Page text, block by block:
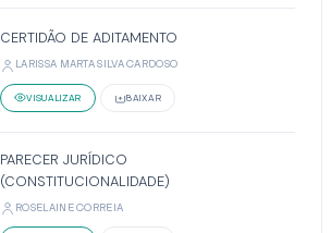
CERTIDÃO DE ADITAMENTO
LARISSA MARTA SILVA CARDOSO
VISUALIZAR BAIXAR
PARECER JURÍDICO
(CONSTITUCIONALIDADE)
ROSELAINE CORREIA